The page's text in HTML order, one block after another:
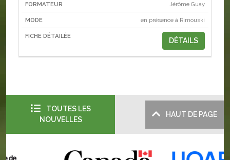
Jérôme Guay
en présence à Rimouski
DÉTAILS
TOUTES LES
NOUVELLES
HAUT DE PAGE